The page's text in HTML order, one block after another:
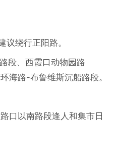
议绕行正阳路。
段、西霞口动物园路
海路-布鲁维斯沉船路段。
口以南路段逢人和集市日